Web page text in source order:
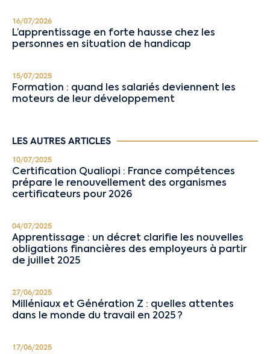
16/07/2026
L’apprentissage en forte hausse chez les
personnes en situation de handicap
15/07/2025
Formation : quand les salariés deviennent les
moteurs de leur développement
LES AUTRES ARTICLES
10/07/2025
Certification Qualiopi : France compétences
prépare le renouvellement des organismes
certificateurs pour 2026
04/07/2025
Apprentissage : un décret clarifie les nouvelles
obligations financières des employeurs à partir
de juillet 2025
27/06/2025
Milléniaux et Génération Z : quelles attentes
dans le monde du travail en 2025 ?
17/06/2025